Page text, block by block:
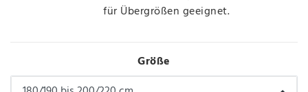
für Übergrößen geeignet.
Größe